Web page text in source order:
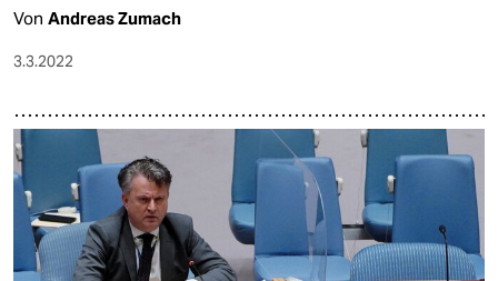
Von Andreas Zumach
3.3.2022